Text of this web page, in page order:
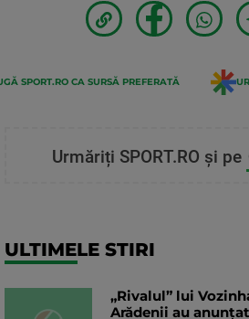
SPORT.RO CA SURSĂ PREFERATĂ
Urmăriți SPORT.RO și pe
ULTIMELE STIRI
„Rivalul” lui
Arădenii au